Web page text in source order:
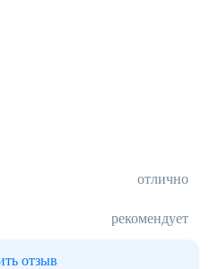
отлично
рекомендует
отзыв